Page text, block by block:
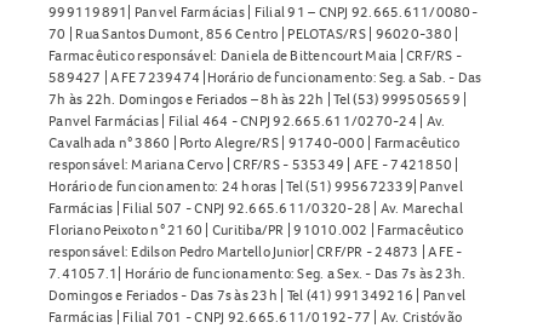
999119891| Panvel Farmácias | Filial 91 – CNPJ 92.665.611/0080-
70 | Rua Santos Dumont, 856 Centro | PELOTAS/RS | 96020-380 |
Farmacêutico responsável: Daniela de Bittencourt Maia | CRF/RS -
589427 | AFE 7239474 |Horário de funcionamento: Seg. a Sab. - Das
7h às 22h. Domingos e Feriados – 8h às 22h | Tel (53) 999505659 |
Panvel Farmácias | Filial 464 - CNPJ 92.665.611/0270-24 | Av.
Cavalhada n° 3860 | Porto Alegre/RS | 91740-000 | Farmacêutico
responsável: Mariana Cervo | CRF/RS - 535349 | AFE - 7421850 |
Horário de funcionamento: 24 horas | Tel (51) 995672339| Panvel
Farmácias | Filial 507 - CNPJ 92.665.611/0320-28 | Av. Marechal
Floriano Peixoto n° 2160 | Curitiba/PR | 91010.002 | Farmacêutico
responsável: Edilson Pedro Martello Junior| CRF/PR - 24873 | AFE -
7.41057.1| Horário de funcionamento: Seg. a Sex. - Das 7s às 23h.
Domingos e Feriados - Das 7s às 23h | Tel (41) 991349216 | Panvel
Farmácias | Filial 701 - CNPJ 92.665.611/0192-77 | Av. Cristóvão